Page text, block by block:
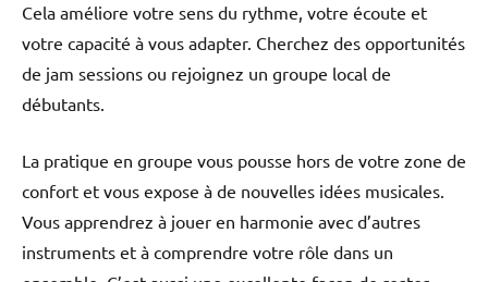
Cela améliore votre sens du rythme, votre écoute et
votre capacité à vous adapter. Cherchez des opportunités
de jam sessions ou rejoignez un groupe local de
débutants.
La pratique en groupe vous pousse hors de votre zone de
confort et vous expose à de nouvelles idées musicales.
Vous apprendrez à jouer en harmonie avec d’autres
instruments et à comprendre votre rôle dans un